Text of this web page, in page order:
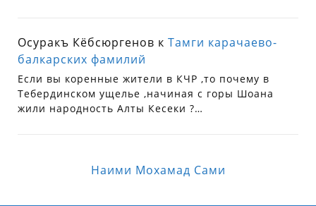
Осуракъ Кёбсюргенов кТамги карачаево-
балкарских фамилий
Если вы коренные жители в КЧР ,то почему в
Тебердинском ущелье ,начиная с горы Шоана
жили народность Алты Кесеки ?…
Наими Мохамад Сами